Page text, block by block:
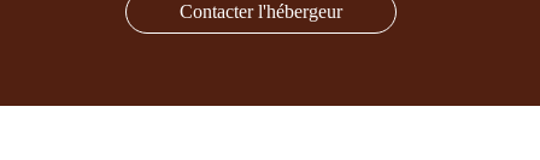
Contacter l'hébergeur